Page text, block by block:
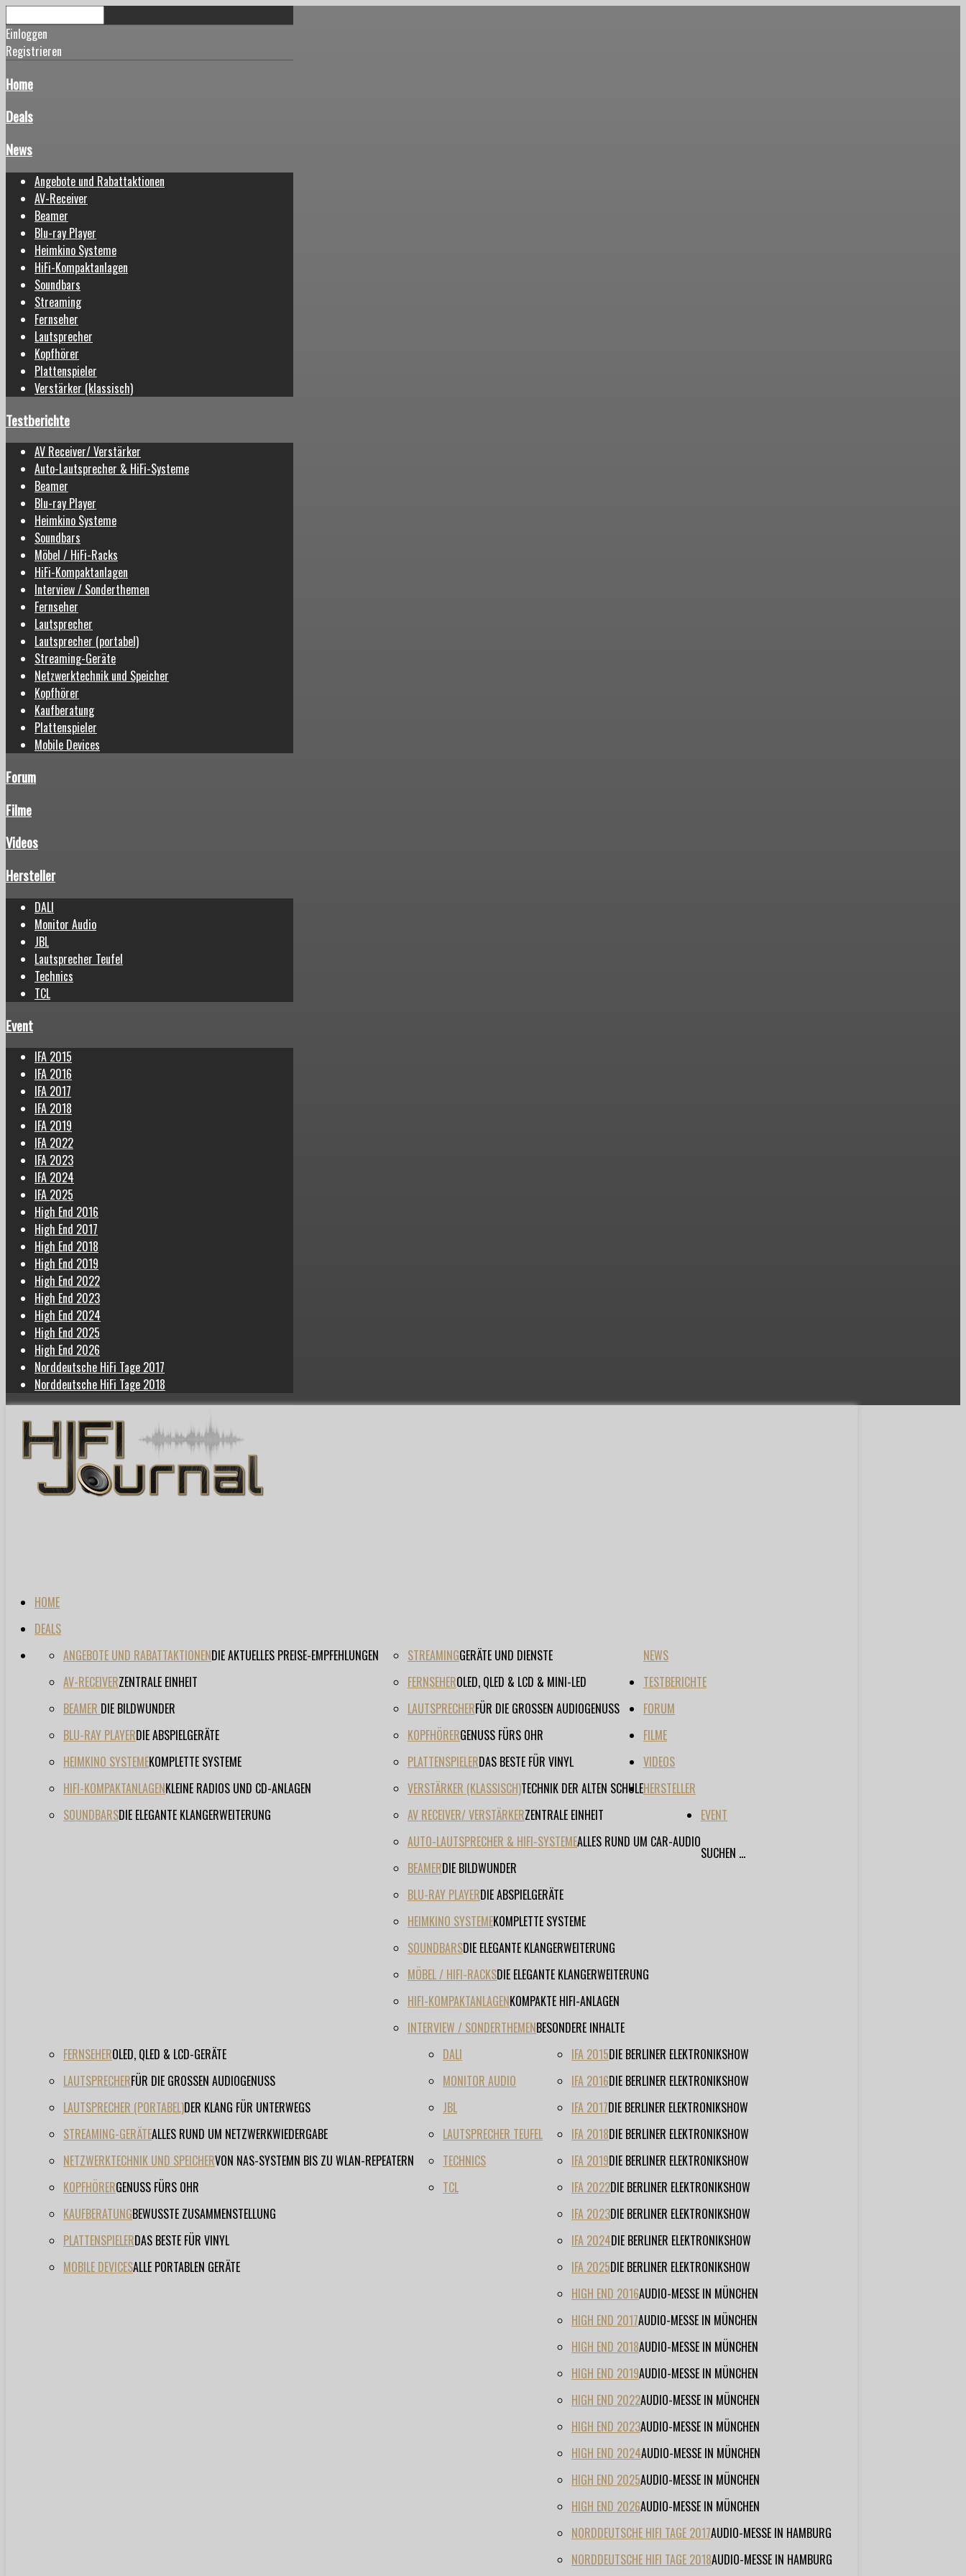
Einloggen
Registrieren
Home
Deals
News
Angebote und Rabattaktionen
AV-Receiver
Beamer
Blu-ray Player
Heimkino Systeme
HiFi-Kompaktanlagen
Soundbars
Streaming
Fernseher
Lautsprecher
Kopfhörer
Plattenspieler
Verstärker (klassisch)
Testberichte
AV Receiver/ Verstärker
Auto-Lautsprecher & HiFi-Systeme
Beamer
Blu-ray Player
Heimkino Systeme
Soundbars
Möbel / HiFi-Racks
HiFi-Kompaktanlagen
Interview / Sonderthemen
Fernseher
Lautsprecher
Lautsprecher (portabel)
Streaming-Geräte
Netzwerktechnik und Speicher
Kopfhörer
Kaufberatung
Plattenspieler
Mobile Devices
Forum
Filme
Videos
Hersteller
DALI
Monitor Audio
JBL
Lautsprecher Teufel
Technics
TCL
Event
IFA 2015
IFA 2016
IFA 2017
IFA 2018
IFA 2019
IFA 2022
IFA 2023
IFA 2024
IFA 2025
High End 2016
High End 2017
High End 2018
High End 2019
High End 2022
High End 2023
High End 2024
High End 2025
High End 2026
Norddeutsche HiFi Tage 2017
Norddeutsche HiFi Tage 2018
HOME
DEALS
NEWS
ANGEBOTE UND RABATTAKTIONENDIE AKTUELLES PREISE-EMPFEHLUNGEN
AV-RECEIVERZENTRALE EINHEIT
BEAMER DIE BILDWUNDER
BLU-RAY PLAYERDIE ABSPIELGERÄTE
HEIMKINO SYSTEMEKOMPLETTE SYSTEME
HIFI-KOMPAKTANLAGENKLEINE RADIOS UND CD-ANLAGEN
SOUNDBARSDIE ELEGANTE KLANGERWEITERUNG
STREAMINGGERÄTE UND DIENSTE
FERNSEHEROLED, QLED & LCD & MINI-LED
LAUTSPRECHERFÜR DIE GROSSEN AUDIOGENUSS
KOPFHÖRERGENUSS FÜRS OHR
PLATTENSPIELERDAS BESTE FÜR VINYL
VERSTÄRKER (KLASSISCH)TECHNIK DER ALTEN SCHULE
TESTBERICHTE
AV RECEIVER/ VERSTÄRKERZENTRALE EINHEIT
AUTO-LAUTSPRECHER & HIFI-SYSTEMEALLES RUND UM CAR-AUDIO
BEAMERDIE BILDWUNDER
BLU-RAY PLAYERDIE ABSPIELGERÄTE
HEIMKINO SYSTEMEKOMPLETTE SYSTEME
SOUNDBARSDIE ELEGANTE KLANGERWEITERUNG
MÖBEL / HIFI-RACKSDIE ELEGANTE KLANGERWEITERUNG
HIFI-KOMPAKTANLAGENKOMPAKTE HIFI-ANLAGEN
INTERVIEW / SONDERTHEMENBESONDERE INHALTE
FERNSEHEROLED, QLED & LCD-GERÄTE
LAUTSPRECHERFÜR DIE GROSSEN AUDIOGENUSS
LAUTSPRECHER (PORTABEL)DER KLANG FÜR UNTERWEGS
STREAMING-GERÄTEALLES RUND UM NETZWERKWIEDERGABE
NETZWERKTECHNIK UND SPEICHERVON NAS-SYSTEMN BIS ZU WLAN-REPEATERN
KOPFHÖRERGENUSS FÜRS OHR
KAUFBERATUNGBEWUSSTE ZUSAMMENSTELLUNG
PLATTENSPIELERDAS BESTE FÜR VINYL
MOBILE DEVICESALLE PORTABLEN GERÄTE
FORUM
FILME
VIDEOS
HERSTELLER
DALI
MONITOR AUDIO
JBL
LAUTSPRECHER TEUFEL
TECHNICS
TCL
EVENT
IFA 2015DIE BERLINER ELEKTRONIKSHOW
IFA 2016DIE BERLINER ELEKTRONIKSHOW
IFA 2017DIE BERLINER ELEKTRONIKSHOW
IFA 2018DIE BERLINER ELEKTRONIKSHOW
IFA 2019DIE BERLINER ELEKTRONIKSHOW
IFA 2022DIE BERLINER ELEKTRONIKSHOW
IFA 2023DIE BERLINER ELEKTRONIKSHOW
IFA 2024DIE BERLINER ELEKTRONIKSHOW
IFA 2025DIE BERLINER ELEKTRONIKSHOW
HIGH END 2016AUDIO-MESSE IN MÜNCHEN
HIGH END 2017AUDIO-MESSE IN MÜNCHEN
HIGH END 2018AUDIO-MESSE IN MÜNCHEN
HIGH END 2019AUDIO-MESSE IN MÜNCHEN
HIGH END 2022AUDIO-MESSE IN MÜNCHEN
HIGH END 2023AUDIO-MESSE IN MÜNCHEN
HIGH END 2024AUDIO-MESSE IN MÜNCHEN
HIGH END 2025AUDIO-MESSE IN MÜNCHEN
HIGH END 2026AUDIO-MESSE IN MÜNCHEN
NORDDEUTSCHE HIFI TAGE 2017AUDIO-MESSE IN HAMBURG
NORDDEUTSCHE HIFI TAGE 2018AUDIO-MESSE IN HAMBURG
SUCHEN ...